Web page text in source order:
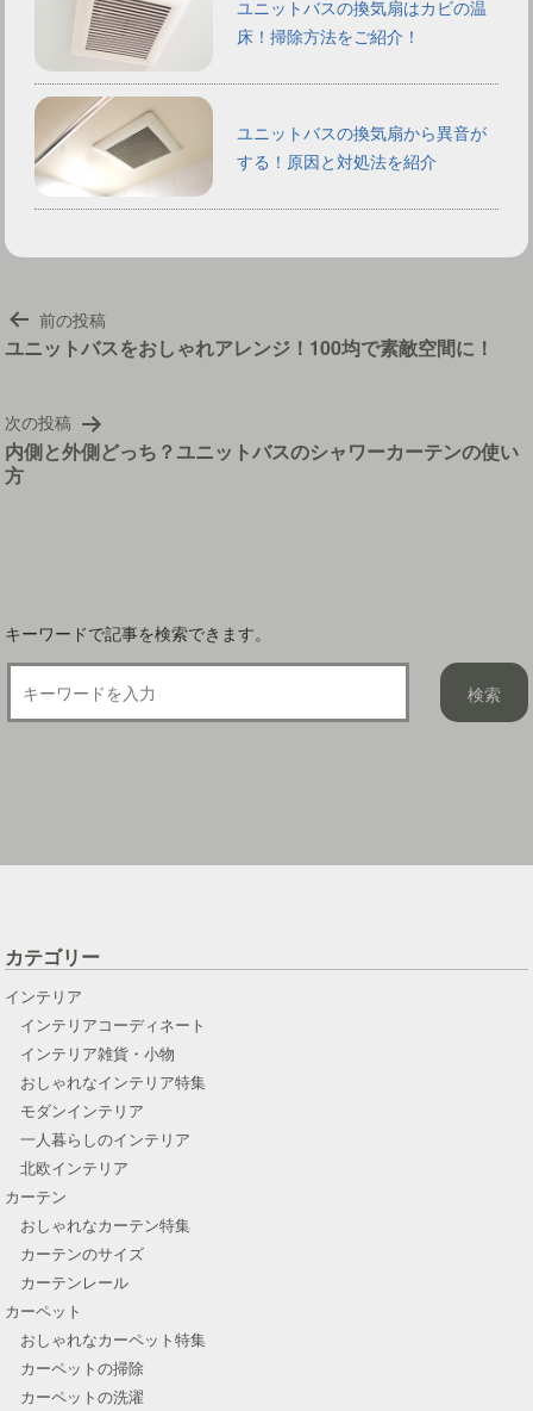
ユニットバスの換気扇はカビの温
床！掃除方法をご紹介！
ユニットバスの換気扇から異音が
する！原因と対処法を紹介
投
稿
ゲ
ー
シ
前の投稿
ユニットバスをおしゃれアレンジ！100均で素敵空間に！
次の投稿
内側と外側どっち？ユニットバスのシャワーカーテンの使い
方
キーワードで記事を検索できます。
カテゴリー
インテリア
インテリアコーディネート
インテリア雑貨・小物
おしゃれなインテリア特集
モダンインテリア
一人暮らしのインテリア
北欧インテリア
カーテン
おしゃれなカーテン特集
カーテンのサイズ
カーテンレール
カーペット
おしゃれなカーペット特集
カーペットの掃除
カーペットの洗濯